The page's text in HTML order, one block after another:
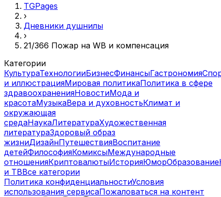
TGPages
›
Дневники душнилы
›
21/366 Пожар на WB и компенсация
Категории
КультураТехнологииБизнесФинансыГастрономия
и иллюстрацияМировая политикаПолитика в сфере
здравоохраненияНовостиМода и
красотаМузыкаВера и духовностьКлимат и
окружающая
средаНаукаЛитератураХудожественная
литератураЗдоровый образ
жизниДизайнПутешествияВоспитание
детейФилософияКомиксыМеждународные
отношенияКриптовалютыИсторияЮморОбразование
и ТВВсе категории
Политика конфиденциальностиУсловия
использования сервисаПожаловаться на контент